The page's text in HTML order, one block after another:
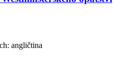
angličtina